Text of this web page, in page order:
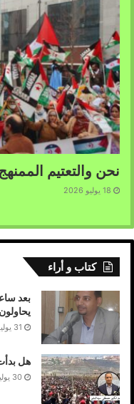
حقيقية لجهود المبعوث
إلى الصحراء الغربية،
من الطبيعة القانونية
عليها لدولة الاحتلال
من جانب واحد من
يمس قيد أنملة من
كفاحه العادل المشروع
الصحراوية على كامل
نحن والتعتيم
18 يوليو 2026
كتاب و أراء
بعد
31 يوليو 2026
هل
30 يوليو 2026